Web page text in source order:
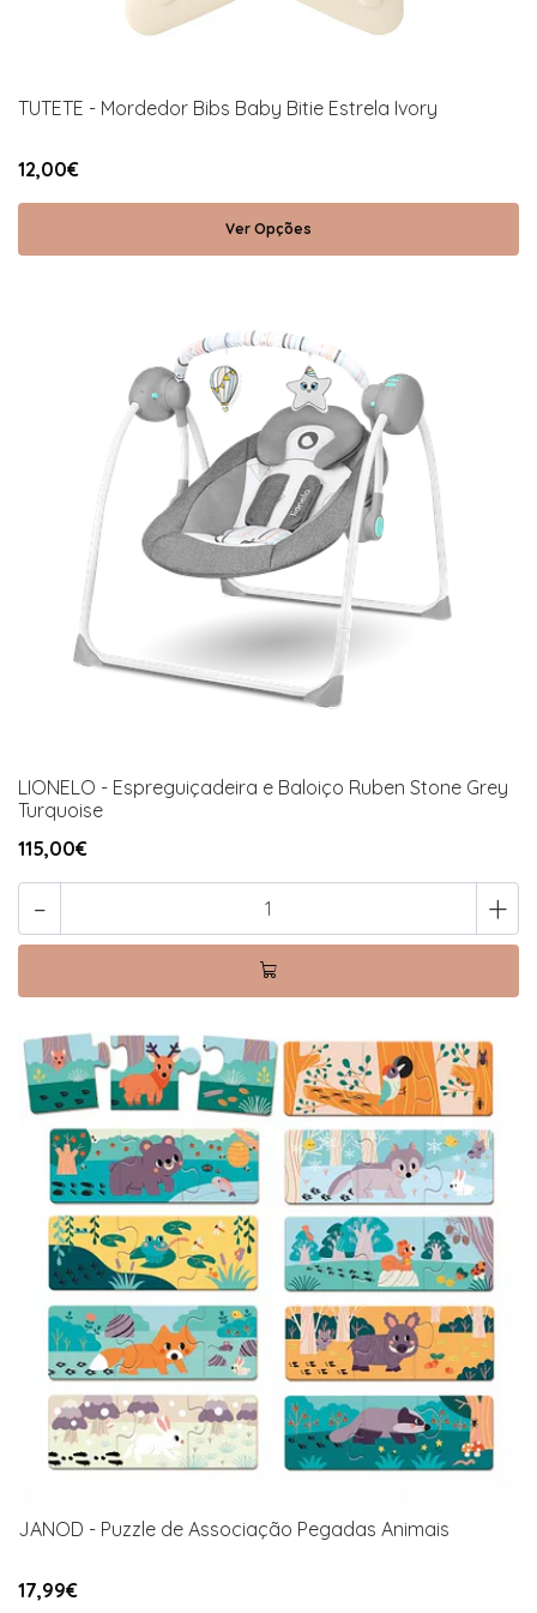
TUTETE - Mordedor Bibs Baby Bitie Estrela Ivory
12,00€
Ver Opções
LIONELO - Espreguiçadeira e Baloiço Ruben Stone Grey
Turquoise
115,00€
- +
JANOD - Puzzle de Associação Pegadas Animais
17,99€